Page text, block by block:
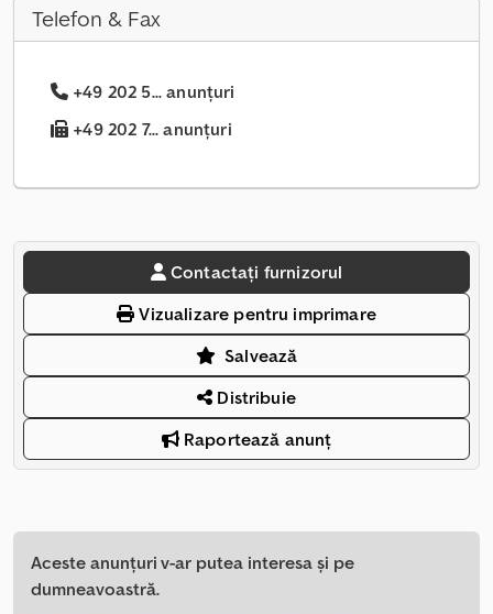
Telefon & Fax
+49 202 5... anunțuri
+49 202 7... anunțuri
Contactați furnizorul
Vizualizare pentru imprimare
Salvează
Distribuie
Raportează anunț
Aceste anunțuri v-ar putea interesa și pe
dumneavoastră.